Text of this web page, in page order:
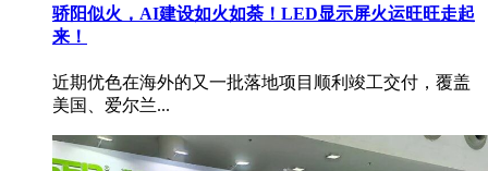
骄阳似火，AI建设如火如荼！LED显示屏火运旺旺走起
来！
近期优色在海外的又一批落地项目顺利竣工交付，覆盖
美国、爱尔兰...